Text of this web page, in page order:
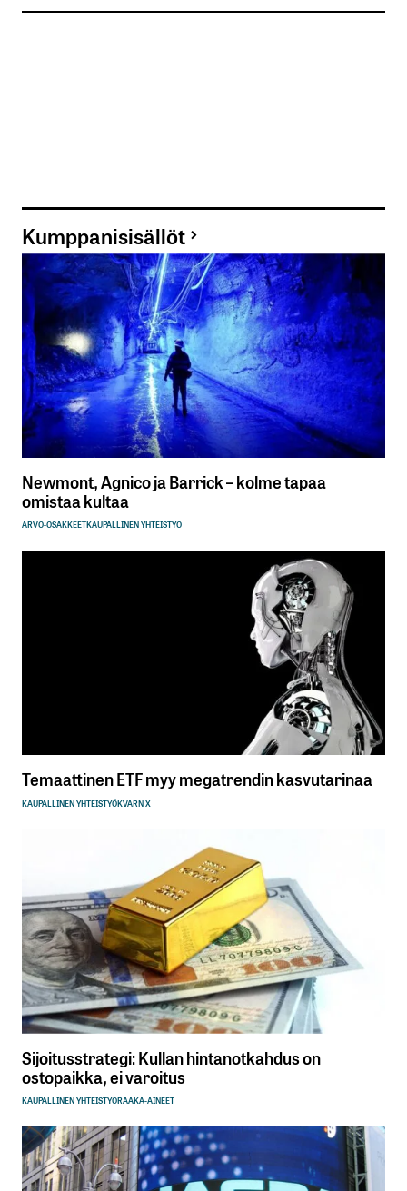
Kumppanisisällöt
Newmont, Agnico ja Barrick – kolme tapaa
omistaa kultaa
ARVO-OSAKKEETKAUPALLINEN YHTEISTYÖ
Temaattinen ETF myy megatrendin kasvutarinaa
KAUPALLINEN YHTEISTYÖKVARN X
Sijoitusstrategi: Kullan hintanotkahdus on
ostopaikka, ei varoitus
KAUPALLINEN YHTEISTYÖRAAKA-AINEET